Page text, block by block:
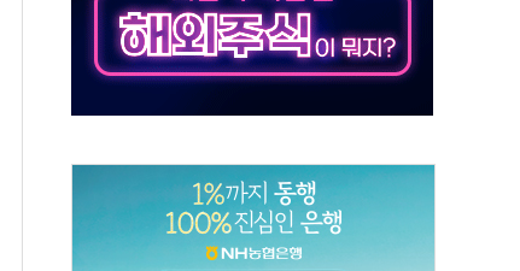
울시 '정책 엇박자'
만 경쟁 치열
매수에도 고유가·금리·입법 지연 '삼중 부담'